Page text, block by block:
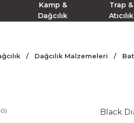
Kamp &
Dağcılık
Trap &
Atıcılık
Dağcılık Malzemeleri
Black